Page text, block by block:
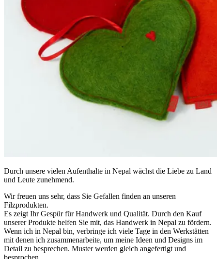
Durch unsere vielen Aufenthalte in Nepal wächst die Liebe zu Land
und Leute zunehmend.
Wir freuen uns sehr, dass Sie Gefallen finden an unseren
Filzprodukten.
Es zeigt Ihr Gespür für Handwerk und Qualität. Durch den Kauf
unserer Produkte helfen Sie mit, das Handwerk in Nepal zu fördern.
Wenn ich in Nepal bin, verbringe ich viele Tage in den Werkstätten
mit denen ich zusammenarbeite, um meine Ideen und Designs im
Detail zu besprechen. Muster werden gleich angefertigt und